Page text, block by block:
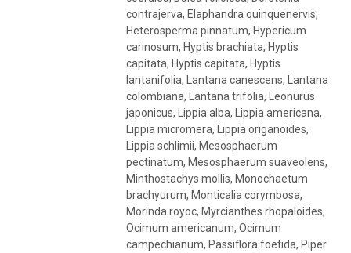
contrajerva, Elaphandra quinquenervis,
Heterosperma pinnatum, Hypericum
carinosum, Hyptis brachiata, Hyptis
capitata, Hyptis capitata, Hyptis
lantanifolia, Lantana canescens, Lantana
colombiana, Lantana trifolia, Leonurus
japonicus, Lippia alba, Lippia americana,
Lippia micromera, Lippia origanoides,
Lippia schlimii, Mesosphaerum
pectinatum, Mesosphaerum suaveolens,
Minthostachys mollis, Monochaetum
brachyurum, Monticalia corymbosa,
Morinda royoc, Myrcianthes rhopaloides,
Ocimum americanum, Ocimum
campechianum, Passiflora foetida, Piper